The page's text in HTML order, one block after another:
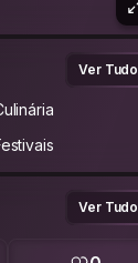
Ver Tudo
Ver Tudo